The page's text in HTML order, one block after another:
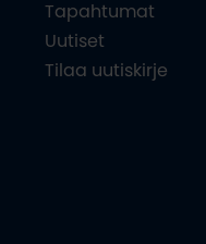
Tapahtumat
Uutiset
Tilaa uutiskirje